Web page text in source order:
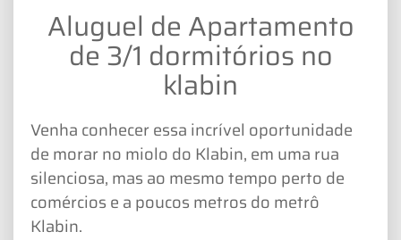
Aluguel de Apartamento
de 3/1 dormitórios no
klabin
Venha conhecer essa incrível oportunidade
de morar no miolo do Klabin, em uma rua
silenciosa, mas ao mesmo tempo perto de
comércios e a poucos metros do metrô
Klabin.